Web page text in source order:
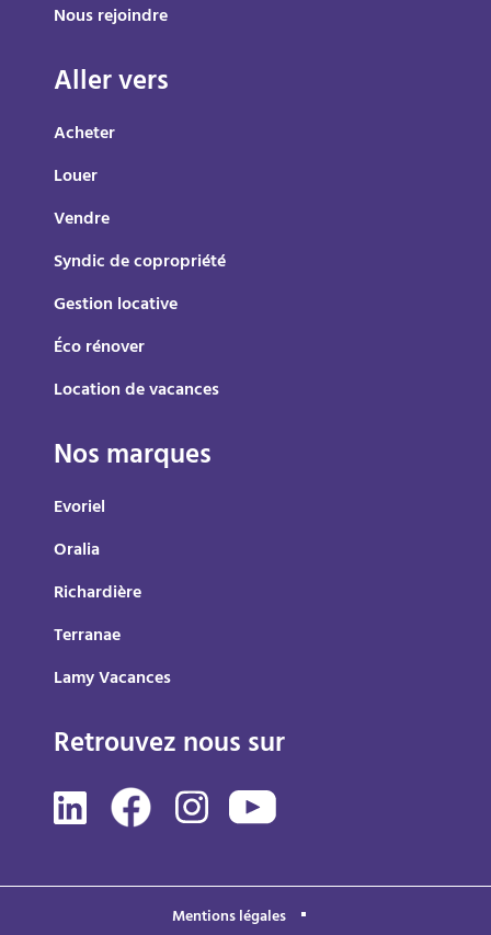
Nous rejoindre
Aller vers
Acheter
Louer
Vendre
Syndic de copropriété
Gestion locative
Éco rénover
Location de vacances
Nos marques
Evoriel
Oralia
Richardière
Terranae
Lamy Vacances
Retrouvez nous sur
Mentions légales